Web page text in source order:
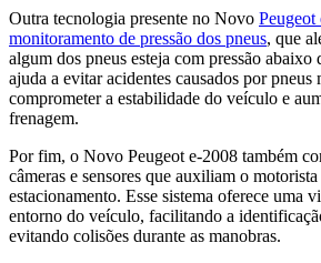
Outra tecnologia presente no Novo Peugeot
monitoramento de pressão dos pneus, que
algum dos pneus esteja com pressão abaixo
ajuda a evitar acidentes causados por pneus
comprometer a estabilidade do veículo e
frenagem.
Por fim, o Novo Peugeot e-2008 também
câmeras e sensores que auxiliam o
estacionamento. Esse sistema oferece uma
entorno do veículo, facilitando a
evitando colisões durante as manobras.